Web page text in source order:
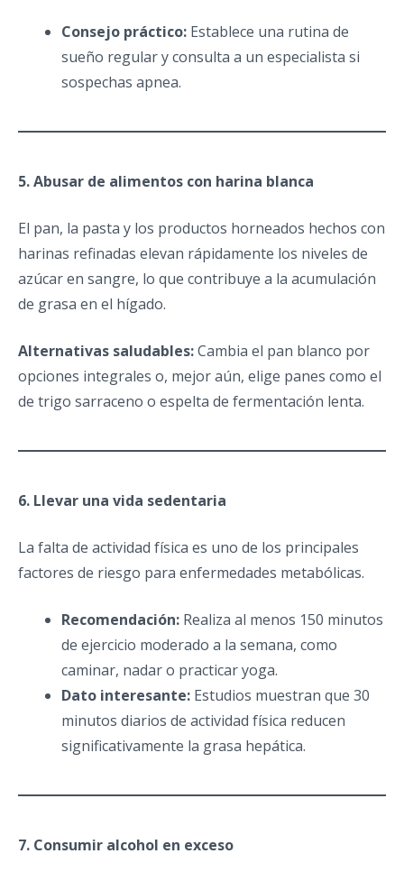
Consejo práctico: Establece una rutina de
sueño regular y consulta a un especialista si
sospechas apnea.
5. Abusar de alimentos con harina blanca
El pan, la pasta y los productos horneados hechos con
harinas refinadas elevan rápidamente los niveles de
azúcar en sangre, lo que contribuye a la acumulación
de grasa en el hígado.
Alternativas saludables:Cambia el pan blanco por
opciones integrales o, mejor aún, elige panes como el
de trigo sarraceno o espelta de fermentación lenta.
6. Llevar una vida sedentaria
La falta de actividad física es uno de los principales
factores de riesgo para enfermedades metabólicas.
Recomendación: Realiza al menos 150 minutos
de ejercicio moderado a la semana, como
caminar, nadar o practicar yoga.
Dato interesante: Estudios muestran que 30
minutos diarios de actividad física reducen
significativamente la grasa hepática.
7. Consumir alcohol en exceso